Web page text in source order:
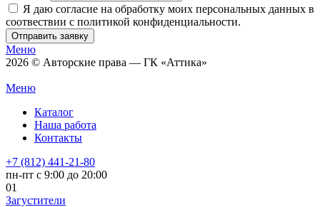
Я даю согласие на обработку моих персональных данных в
соотвествии с политикой конфиденциальности.
Отправить заявку
Меню
2026 © Авторские права — ГК «Аттика»
Меню
Каталог
Наша работа
Контакты
+7 (812) 441-21-80
пн-пт с 9:00 до 20:00
01
Загустители